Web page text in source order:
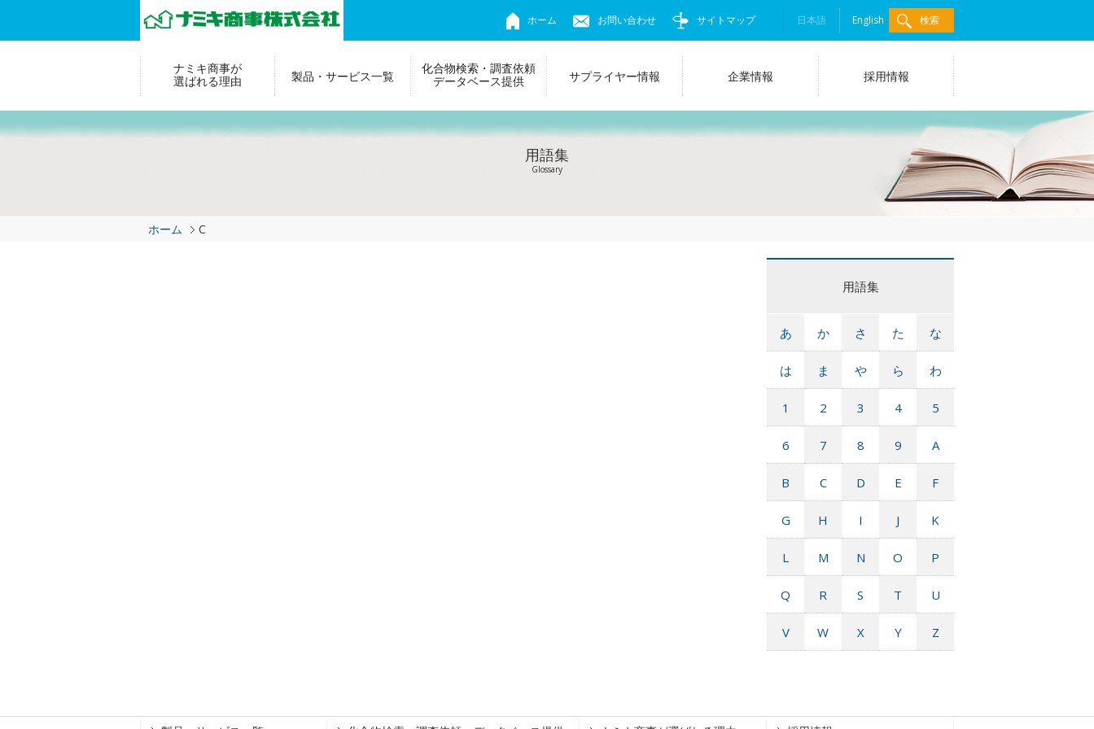
ホーム お問い合わせ サイトマップ 日本語 English 検索
ナミキ商事が
選ばれる理由
製品・サービス一覧
化合物検索・調査依頼
データベース提供
サプライヤー情報 企業情報 採用情報
用語集
Glossary
ホーム C
用語集
あ か さ た な
は ま や ら わ
1 2 3 4 5
6 7 8 9 A
B C D E F
G H I J K
L M N O P
Q R S T U
V W X Y Z